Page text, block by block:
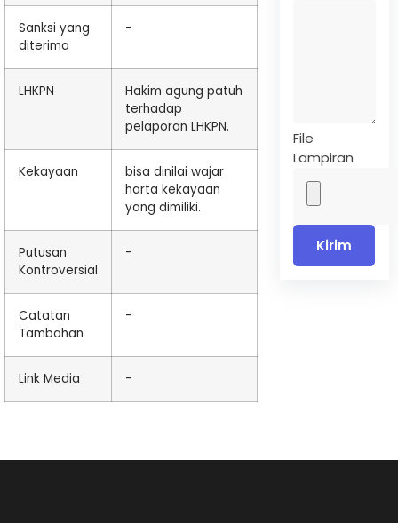
Sanksi yang
diterima
-
LHKPN
Hakim agung patuh
terhadap
pelaporan LHKPN.
Kekayaan
bisa dinilai wajar
harta kekayaan
yang dimiliki.
Putusan
Kontroversial
-
Catatan
Tambahan
-
Link Media -
File
Lampiran
Kirim